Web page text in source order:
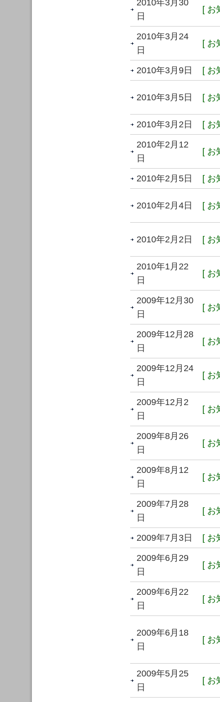
2010年3月30
日
[ お
2010年3月24
日
[ お
2010年3月9日 [ お
2010年3月5日 [ お
2010年3月2日 [ お
2010年2月12
日
[ お
2010年2月5日 [ お
2010年2月4日 [ お
2010年2月2日 [ お
2010年1月22
日
[ お
2009年12月30
日
[ お
2009年12月28
日
[ お
2009年12月24
日
[ お
2009年12月2
日
[ お
2009年8月26
日
[ お
2009年8月12
日
[ お
2009年7月28
日
[ お
2009年7月3日 [ お
2009年6月29
日
[ お
2009年6月22
日
[ お
2009年6月18
日
[ お
2009年5月25
日
[ お